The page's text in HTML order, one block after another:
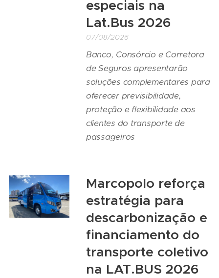
especiais na
Lat.Bus 2026
07/08/2026
Banco, Consórcio e Corretora
de Seguros apresentarão
soluções complementares para
oferecer previsibilidade,
proteção e flexibilidade aos
clientes do transporte de
passageiros
Marcopolo reforça
estratégia para
descarbonização e
financiamento do
transporte coletivo
na LAT.BUS 2026